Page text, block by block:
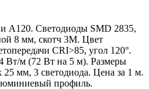
A120. Светодиоды SMD 2835,
8 мм, скотч 3M. Цвет
CRI>85, угол 120°.
Вт/м (72 Вт на 5 м). Размеры
мм, 3 светодиода. Цена за 1 м.
профиль.